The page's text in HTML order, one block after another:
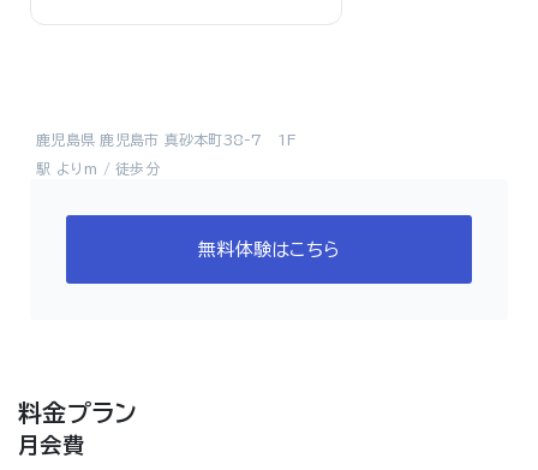
鹿児島県 鹿児島市 真砂本町38-7 1F
駅 よりm / 徒歩分
無料体験はこちら
料金プラン
月会費